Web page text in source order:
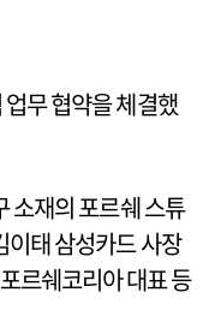
무 협약을 체결했
소재의 포르쉐 스튜
이태 삼성카드 사장
르쉐코리아 대표 등